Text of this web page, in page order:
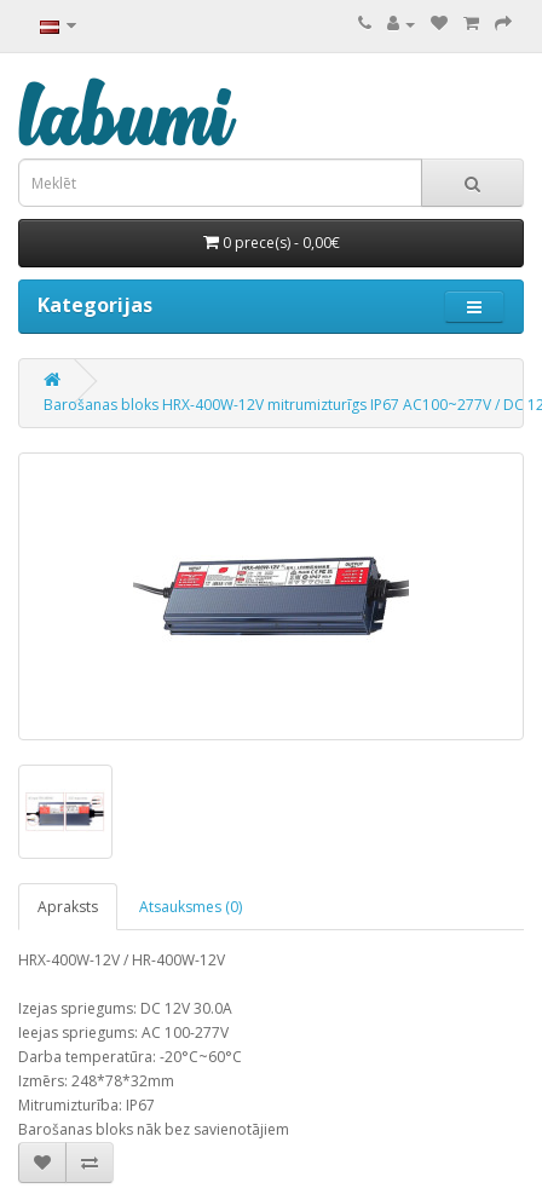
0 prece(s) - 0,00€
Kategorijas
Barošanas bloks HRX-400W-12V mitrumizturīgs IP67 AC100~277V / DC
Apraksts Atsauksmes (0)
HRX-400W-12V / HR-400W-12V
Izejas spriegums: DC 12V 30.0A
Ieejas spriegums: AC 100-277V
Darba temperatūra: -20°C~60°C
Izmērs: 248*78*32mm
Mitrumizturība: IP67
Barošanas bloks nāk bez savienotājiem